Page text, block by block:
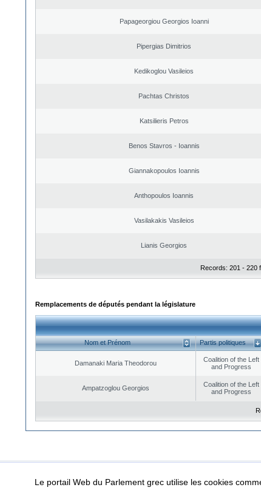
Papageorgiou Georgios Ioanni
Pipergias Dimitrios
Kedikoglou Vasileios
Pachtas Christos
Katsilieris Petros
Benos Stavros - Ioannis
Giannakopoulos Ioannis
Anthopoulos Ioannis
Vasilakakis Vasileios
Lianis Georgios
Records: 201 - 220
Remplacements de députés pendant la législature
Nom et Prénom Partis politiques
Damanaki Maria Theodorou
Coalition of the Left
and Progress
Ampatzoglou Georgios
Coalition of the Left
and Progress
Conditions d’utilisation Data Protection Security & Access
Le portail Web du Parlement grec utilise les cookies